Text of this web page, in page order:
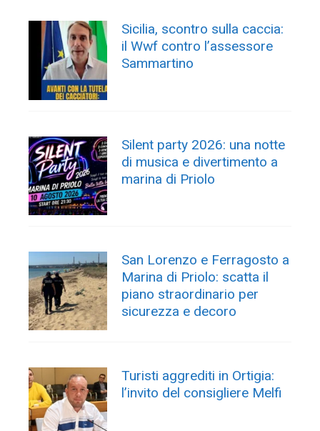
Sicilia, scontro sulla caccia:
il Wwf contro l’assessore
Sammartino
Silent party 2026: una notte
di musica e divertimento a
marina di Priolo
San Lorenzo e Ferragosto a
Marina di Priolo: scatta il
piano straordinario per
sicurezza e decoro
Turisti aggrediti in Ortigia:
l’invito del consigliere Melfi